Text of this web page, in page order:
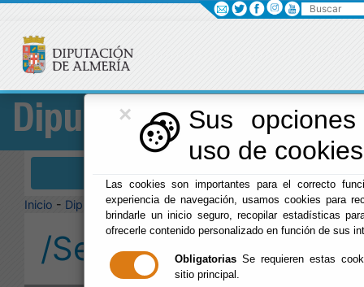
×
Sus
uso de
Las cookies son importantes para el correcto
experiencia de navegación, usamos cookies para
brindarle un inicio seguro, recopilar estadísticas
ofrecerle contenido personalizado en función de sus
Obligatorias Se requieren estas
sitio principal.
Diputación
Inicio - Diputación -
/Servicios/
Buscar